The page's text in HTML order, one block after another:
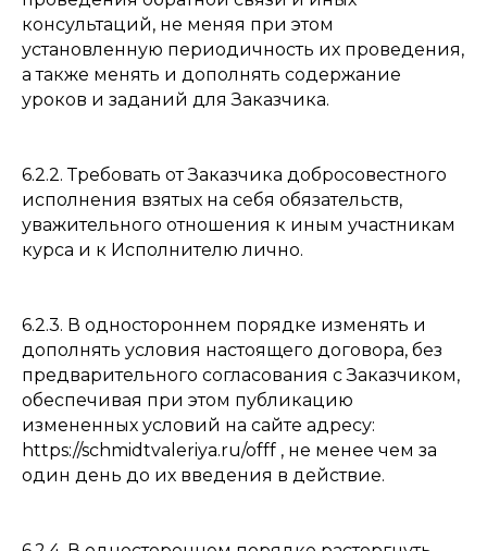
консультаций, не меняя при этом
установленную периодичность их проведения,
а также менять и дополнять содержание
уроков и заданий для Заказчика.
6.2.2. Требовать от Заказчика добросовестного
исполнения взятых на себя обязательств,
уважительного отношения к иным участникам
курса и к Исполнителю лично.
6.2.3. В одностороннем порядке изменять и
дополнять условия настоящего договора, без
предварительного согласования с Заказчиком,
обеспечивая при этом публикацию
измененных условий на сайте адресу:
https://schmidtvaleriya.ru/offf , не менее чем за
один день до их введения в действие.